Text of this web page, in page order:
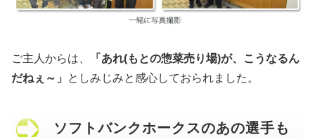
ご主人からは、
「あれ(もとの惣菜売り場)が、こうなるん
だねぇ～」
としみじみと感心しておられました。
ソフトバンクホークスのあの選手も